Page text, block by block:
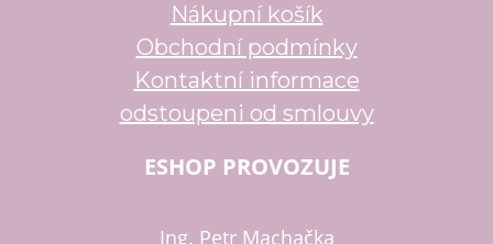
Nákupní košík
Obchodní podmínky
Kontaktní informace
odstoupeni od smlouvy
ESHOP PROVOZUJE
Ing. Petr Machačka